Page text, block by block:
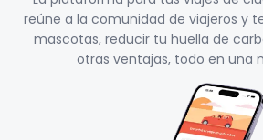
reúne a la comunidad de viajeros y
mascotas, reducir tu huella de
otras ventajas, todo en una